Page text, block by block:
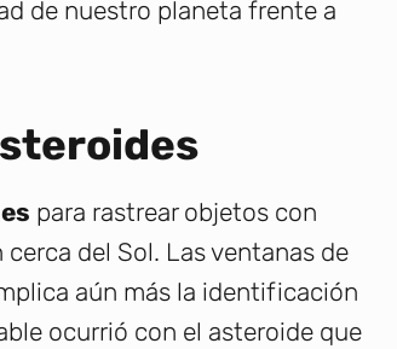
de nuestro planeta frente a
para rastrear objetos con
del Sol. Las ventanas de
aún más la identificación
ocurrió con el asteroide que